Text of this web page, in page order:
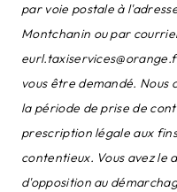
par voie postale à
Montchanin ou par
vous être demandé. Nous
la période de prise de
prescription légale aux
contentieux. Vous avez le
d'opposition au